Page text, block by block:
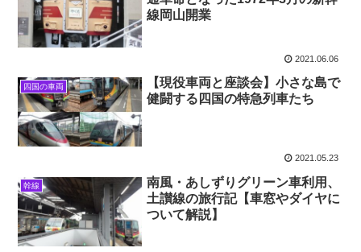
線岡山開業
2021.06.06
四国の車両
【現役車両と座談会】小さな島で
健闘する四国の特急列車たち
2021.05.23
幹線
南風・あしずりグリーン車利用、
土讃線の旅行記【車窓やダイヤに
ついて解説】